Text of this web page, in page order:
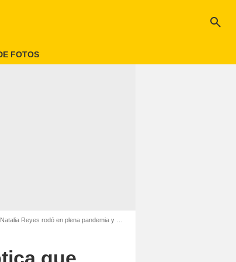
search
FOTOS
rodó en plena pandemia y embarazada